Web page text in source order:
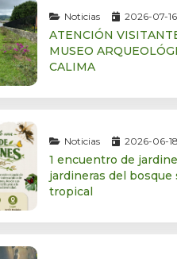
Noticias 2026-07-16
ATENCIÓN
MUSEO
CALIMA
Noticias 2026-06-18
1 encuentro de
jardineras del bosque
tropical